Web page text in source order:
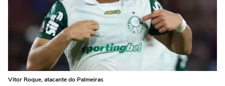
Vitor Roque, atacante do Palmeiras